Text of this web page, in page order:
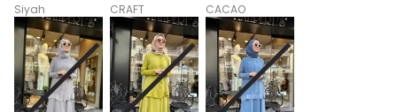
Siyah CRAFT CACAO